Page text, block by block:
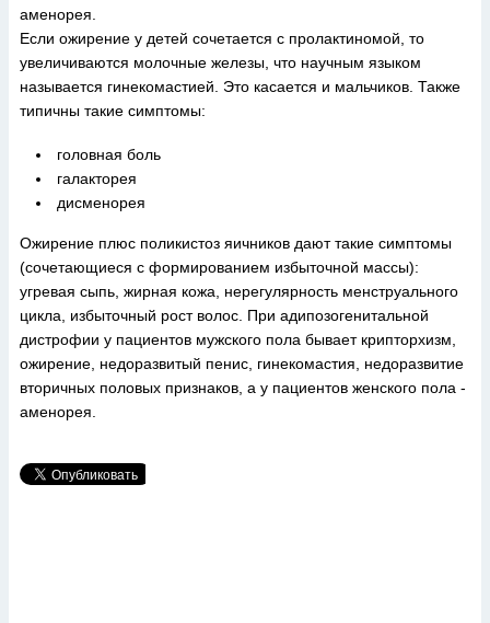
аменорея.
Если ожирение у детей сочетается с пролактиномой, то
увеличиваются молочные железы, что научным языком
называется гинекомастией. Это касается и мальчиков. Также
типичны такие симптомы:
головная боль
галакторея
дисменорея
Ожирение плюс поликистоз яичников дают такие симптомы
(сочетающиеся с формированием избыточной массы):
угревая сыпь, жирная кожа, нерегулярность менструального
цикла, избыточный рост волос. При адипозогенитальной
дистрофии у пациентов мужского пола бывает крипторхизм,
ожирение, недоразвитый пенис, гинекомастия, недоразвитие
вторичных половых признаков, а у пациентов женского пола -
аменорея.